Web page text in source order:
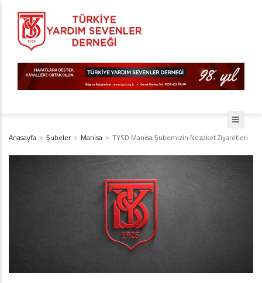
Anasayfa Şubeler Manisa TYSD Manisa Şubemizin Nezaket Ziyaretleri